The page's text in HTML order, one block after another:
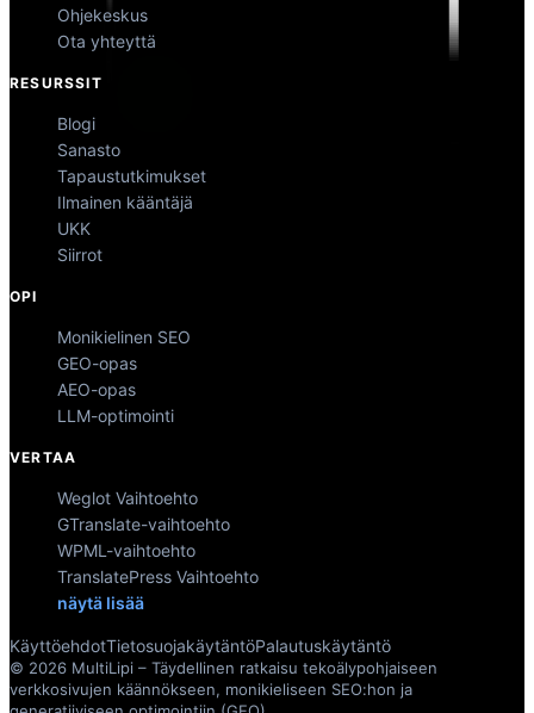
Ohjekeskus
Ota yhteyttä
RESURSSIT
Blogi
Sanasto
Tapaustutkimukset
Ilmainen kääntäjä
UKK
Siirrot
OPI
Monikielinen SEO
GEO-opas
AEO-opas
LLM-optimointi
VERTAA
Weglot Vaihtoehto
GTranslate-vaihtoehto
WPML-vaihtoehto
TranslatePress Vaihtoehto
näytä lisää
KäyttöehdotTietosuojakäytäntöPalautuskäytäntö
© 2026 MultiLipi – Täydellinen ratkaisu tekoälypohjaiseen
verkkosivujen käännökseen, monikieliseen SEO:hon ja